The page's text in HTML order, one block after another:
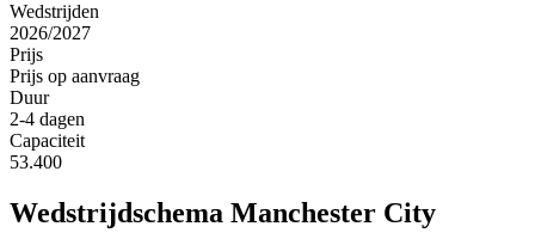
Wedstrijden
2026/2027
Prijs
Prijs op aanvraag
Duur
2-4 dagen
Capaciteit
53.400
Wedstrijdschema Manchester City